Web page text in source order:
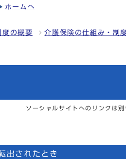
ホームへ
度の概要 介護保険の仕組み・制
ソーシャルサイトへのリンクは
出されたとき